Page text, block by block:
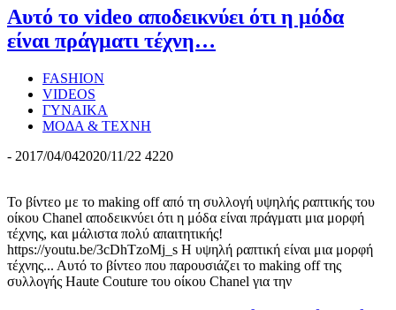
Αυτό το video αποδεικνύει ότι η μόδα
είναι πράγματι τέχνη…
FASHION
VIDEOS
ΓΥΝΑΙΚΑ
ΜΟΔΑ & ΤΕΧΝΗ
- 2017/04/042020/11/22 4220
Το βίντεο με το making off από τη συλλογή υψηλής ραπτικής του
οίκου Chanel αποδεικνύει ότι η μόδα είναι πράγματι μια μορφή
τέχνης, και μάλιστα πολύ απαιτητικής!
https://youtu.be/3cDhTzoMj_s Η υψηλή ραπτική είναι μια μορφή
τέχνης... Αυτό το βίντεο που παρουσιάζει το making off της
συλλογής Haute Couture του οίκου Chanel για την